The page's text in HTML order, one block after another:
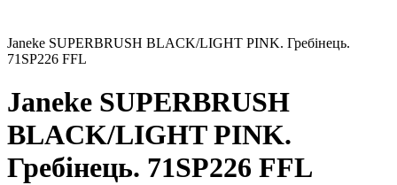
Janeke SUPERBRUSH BLACK/LIGHT PINK. Гребінець.
71SP226 FFL
Janeke SUPERBRUSH
BLACK/LIGHT PINK.
Гребінець. 71SP226 FFL